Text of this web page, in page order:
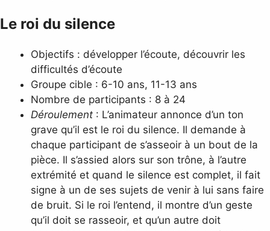
Le roi du silence
Objectifs : développer l’écoute, découvrir les
difficultés d’écoute
Groupe cible : 6-10 ans, 11-13 ans
Nombre de participants : 8 à 24
Déroulement : L’animateur annonce d’un ton
grave qu’il est le roi du silence. Il demande à
chaque participant de s’asseoir à un bout de la
pièce. Il s’assied alors sur son trône, à l’autre
extrémité et quand le silence est complet, il fait
signe à un de ses sujets de venir à lui sans faire
de bruit. Si le roi l’entend, il montre d’un geste
qu’il doit se rasseoir, et qu’un autre doit